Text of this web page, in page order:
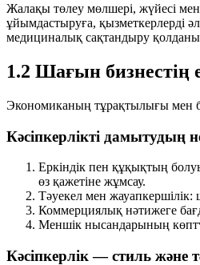
Жалақы төлеу мөлшері, жүйесі мен
ұйымдастыруға, қызметкерлерді
медициналық сақтандыру
1.2 Шағын бизнестің
Экономиканың тұрақтылығы мен
Кәсіпкерлікті дамытудың
Еркіндік пен құқықтың
өз қажетіне жұмсау.
Тәуекел мен жауапкершілік:
Коммерциялық нәтижеге
Меншік нысандарының
Кәсіпкерлік — стиль және